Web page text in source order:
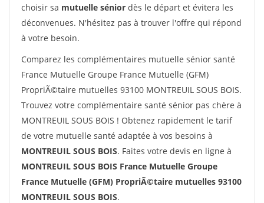
choisir sa mutuelle sénior dès le départ et évitera les
déconvenues. N'hésitez pas à trouver l'offre qui répond
à votre besoin.
Comparez les complémentaires mutuelle sénior santé
France Mutuelle Groupe France Mutuelle (GFM)
PropriÃ©taire mutuelles 93100 MONTREUIL SOUS BOIS.
Trouvez votre complémentaire santé sénior pas chère à
MONTREUIL SOUS BOIS ! Obtenez rapidement le tarif
de votre mutuelle santé adaptée à vos besoins à
MONTREUIL SOUS BOIS. Faites votre devis en ligne à
MONTREUIL SOUS BOIS France Mutuelle Groupe
France Mutuelle (GFM) PropriÃ©taire mutuelles 93100
MONTREUIL SOUS BOIS.